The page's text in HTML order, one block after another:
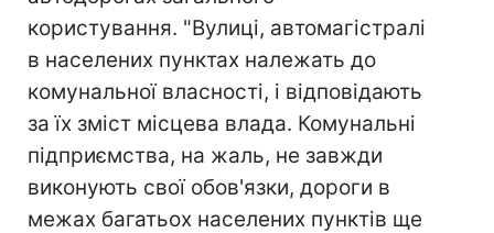
користування. "Вулиці, автомагістралі
в населених пунктах належать до
комунальної власності, і відповідають
за їх зміст місцева влада. Комунальні
підприємства, на жаль, не завжди
виконують свої обов'язки, дороги в
межах багатьох населених пунктів ще